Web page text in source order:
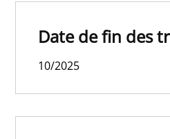
Date de fin des
10/2025